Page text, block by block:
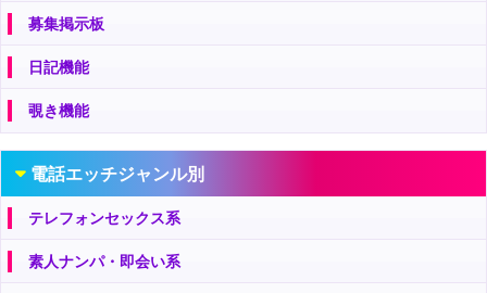
募集掲示板
日記機能
覗き機能
電話エッチジャンル別
テレフォンセックス系
素人ナンパ・即会い系